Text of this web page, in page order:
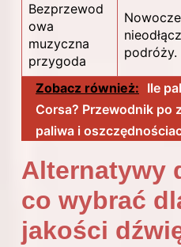
Bezprzewod
owa
muzyczna
przygoda
podróży.
Zobacz również: Ile
Corsa? Przewodnik po
paliwa i
Alternatywy
co wybrać
jakości